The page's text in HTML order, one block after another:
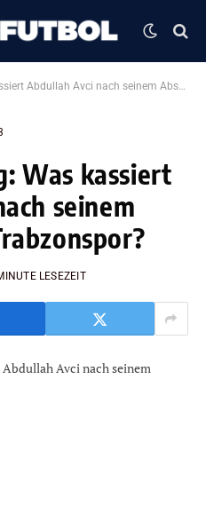
Avci nach seinem Abschied von Trabzonspor?
Was kassiert
seinem
LESEZEIT